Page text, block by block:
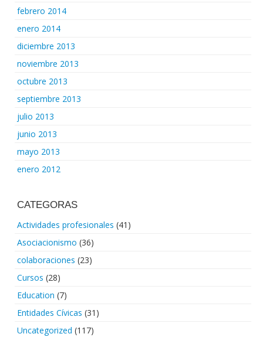
febrero 2014
enero 2014
diciembre 2013
noviembre 2013
octubre 2013
septiembre 2013
julio 2013
junio 2013
mayo 2013
enero 2012
CATEGORAS
Actividades profesionales (41)
Asociacionismo (36)
colaboraciones (23)
Cursos (28)
Education (7)
Entidades Cívicas (31)
Uncategorized (117)